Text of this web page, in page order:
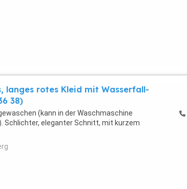
langes rotes Kleid mit Wasserfall-
38)
(kann in der Waschmaschine
Schlichter, eleganter Schnitt, mit kurzem